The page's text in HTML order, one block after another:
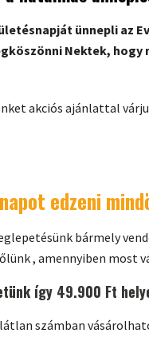
ünnepli az
Nektek,
akciós ajánlattal
edzeni
bármely
, amennyiben most
így 49.900 Ft
számban